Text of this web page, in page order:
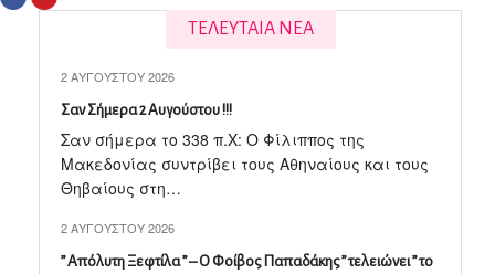
ΤΕΛΕΥΤΑΙΑ ΝΕΑ
2 ΑΥΓΟΎΣΤΟΥ 2026
Σαν Σήμερα 2 Αυγούστου !!!
Σαν σήμερα το 338 π.X: Ο Φίλιππος της
Μακεδονίας συντρίβει τους Αθηναίους και τους
Θηβαίους στη…
2 ΑΥΓΟΎΣΤΟΥ 2026
” Απόλυτη Ξεφτίλα ” – Ο Φοίβος Παπαδάκης ” τελειώνει ” το